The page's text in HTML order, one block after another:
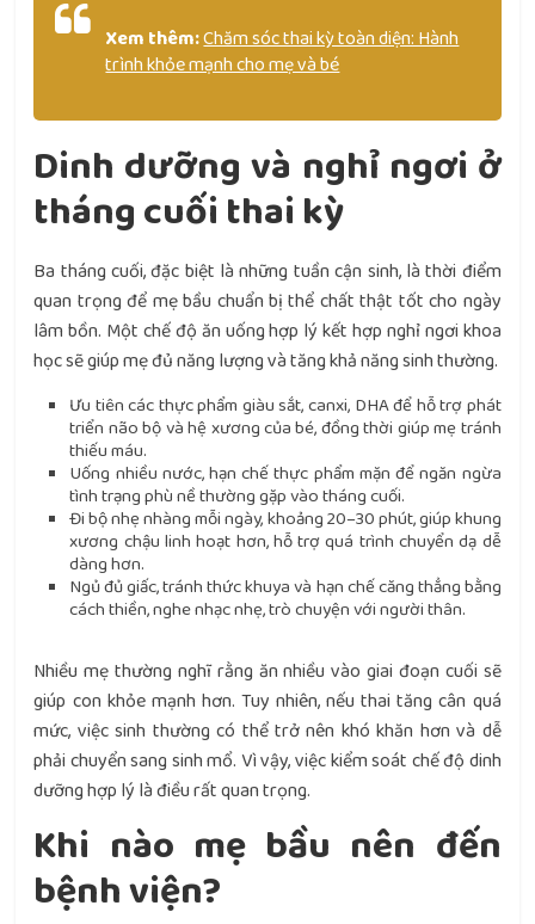
Xem thêm:Chăm sóc thai kỳ toàn diện: Hành
trình khỏe mạnh cho mẹ và bé
Dinh dưỡng và nghỉ ngơi ở
tháng cuối thai kỳ
Ba tháng cuối, đặc biệt là những tuần cận sinh, là thời điểm
quan trọng để mẹ bầu chuẩn bị thể chất thật tốt cho ngày
lâm bồn. Một chế độ ăn uống hợp lý kết hợp nghỉ ngơi khoa
học sẽ giúp mẹ đủ năng lượng và tăng khả năng sinh thường.
Ưu tiên các thực phẩm giàu sắt, canxi, DHA để hỗ trợ phát
triển não bộ và hệ xương của bé, đồng thời giúp mẹ tránh
thiếu máu.
Uống nhiều nước, hạn chế thực phẩm mặn để ngăn ngừa
tình trạng phù nề thường gặp vào tháng cuối.
Đi bộ nhẹ nhàng mỗi ngày, khoảng 20–30 phút, giúp khung
xương chậu linh hoạt hơn, hỗ trợ quá trình chuyển dạ dễ
dàng hơn.
Ngủ đủ giấc, tránh thức khuya và hạn chế căng thẳng bằng
cách thiền, nghe nhạc nhẹ, trò chuyện với người thân.
Nhiều mẹ thường nghĩ rằng ăn nhiều vào giai đoạn cuối sẽ
giúp con khỏe mạnh hơn. Tuy nhiên, nếu thai tăng cân quá
mức, việc sinh thường có thể trở nên khó khăn hơn và dễ
phải chuyển sang sinh mổ. Vì vậy, việc kiểm soát chế độ dinh
dưỡng hợp lý là điều rất quan trọng.
Khi nào mẹ bầu nên đến
bệnh viện?